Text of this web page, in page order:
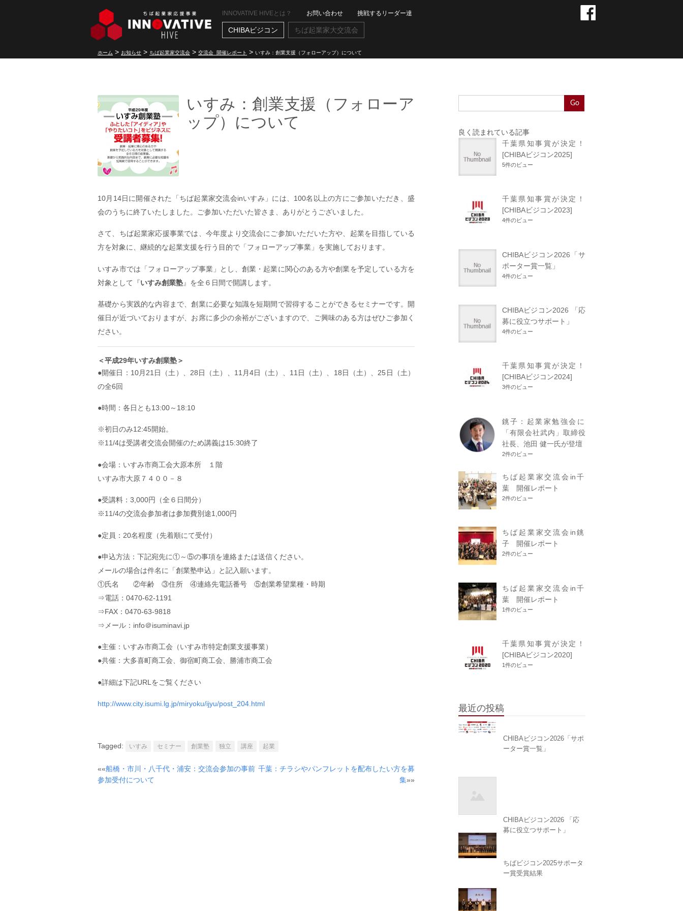
INNOVATIVE HIVEとは？ お問い合わせ 挑戦するリーダー達
CHIBAビジコン ちば起業家大交流会
ホーム > お知らせ > ちば起業家交流会 > 交流会_開催レポート > いすみ：創業支援（フォローアップ）について
いすみ：創業支援（フォローア
ップ）について
10月14日に開催された「ちば起業家交流会inいすみ」には、100名以上の方にご参加いただき、盛
会のうちに終了いたしました。ご参加いただいた皆さま、ありがとうございました。
さて、ちば起業家応援事業では、今年度より交流会にご参加いただいた方や、起業を目指している
方を対象に、継続的な起業支援を行う目的で「フォローアップ事業」を実施しております。
いすみ市では「フォローアップ事業」とし、創業・起業に関心のある方や創業を予定している方を
対象として『いすみ創業塾』を全６日間で開講します。
基礎から実践的な内容まで、創業に必要な知識を短期間で習得することができるセミナーです。開
催日が近づいておりますが、お席に多少の余裕がございますので、ご興味のある方はぜひご参加く
ださい。
＜平成29年いすみ創業塾＞
●開催日：10月21日（土）、28日（土）、11月4日（土）、11日（土）、18日（土）、25日（土）
の全6回
●時間：各日とも13:00～18:10
※初日のみ12:45開始。
※11/4は受講者交流会開催のため講義は15:30終了
●会場：いすみ市商工会大原本所 １階
いすみ市大原７４００－８
●受講料：3,000円（全６日間分）
※11/4の交流会参加者は参加費別途1,000円
●定員：20名程度（先着順にて受付）
●申込方法：下記宛先に①～⑤の事項を連絡または送信ください。
メールの場合は件名に「創業塾申込」と記入願います。
①氏名 ②年齢 ③住所 ④連絡先電話番号 ⑤創業希望業種・時期
⇒電話：0470-62-1191
⇒FAX：0470-63-9818
⇒メール：info＠isuminavi.jp
●主催：いすみ市商工会（いすみ市特定創業支援事業）
●共催：大多喜町商工会、御宿町商工会、勝浦市商工会
●詳細は下記URLをご覧ください
http://www.city.isumi.lg.jp/miryoku/ijyu/post_204.html
Tagged: いすみ セミナー 創業塾 独立 講座 起業
Post
navigation
««船橋・市川・八千代・浦安：交流会参加の事前
参加受付について
千葉：チラシやパンフレットを配布したい方を募
集»»
Go
良く読まれている記事
千葉県知事賞が決定！
[CHIBAビジコン2025]
5件のビュー
千葉県知事賞が決定！
[CHIBAビジコン2023]
4件のビュー
CHIBAビジコン2026「サ
ポーター賞一覧」
4件のビュー
CHIBAビジコン2026 「応
募に役立つサポート」
4件のビュー
千葉県知事賞が決定！
[CHIBAビジコン2024]
3件のビュー
銚子：起業家勉強会に
「有限会社武内」取締役
社長、池田 健一氏が登壇
2件のビュー
ちば起業家交流会in千
葉 開催レポート
2件のビュー
ちば起業家交流会in銚
子 開催レポート
2件のビュー
ちば起業家交流会in千
葉 開催レポート
1件のビュー
千葉県知事賞が決定！
[CHIBAビジコン2020]
1件のビュー
最近の投稿
CHIBAビジコン2026「サポ
ーター賞一覧」
CHIBAビジコン2026 「応
募に役立つサポート」
ちばビジコン2025サポータ
ー賞受賞結果